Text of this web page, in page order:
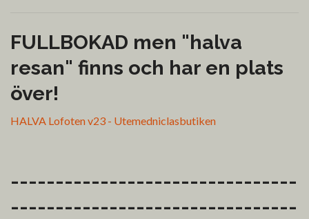
FULLBOKAD men "halva
resan" finns och har en plats
över!
HALVA Lofoten v23 - Utemedniclasbutiken
--------------------------------
--------------------------------